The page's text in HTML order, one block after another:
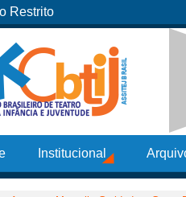
Restrito
Institucional